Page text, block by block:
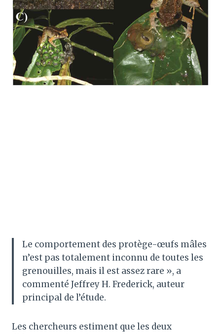
Le comportement des protège-œufs mâles
n’est pas totalement inconnu de toutes les
grenouilles, mais il est assez rare », a
commenté Jeffrey H. Frederick, auteur
principal de l’étude.
Les chercheurs estiment que les deux